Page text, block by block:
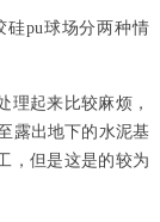
pu球场分两种情
起来比较麻烦，
露出地下的水泥基
，但是这是的较为